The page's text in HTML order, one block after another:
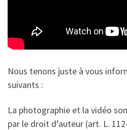
Nous tenons juste à vous
suivants :
La photographie et la vidéo
par le droit d’auteur (art. L.